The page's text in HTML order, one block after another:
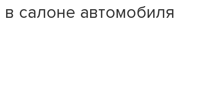
салоне автомобиля